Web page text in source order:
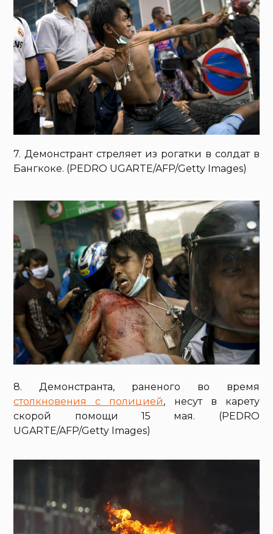
7. Демонстрант стреляет из рогатки в солдат в
Бангкоке. (PEDRO UGARTE/AFP/Getty Images)
8. Демонстранта, раненого во время
столкновения с полицией, несут в карету
скорой помощи 15 мая. (PEDRO
UGARTE/AFP/Getty Images)